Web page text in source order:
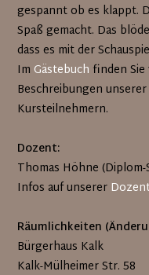
gespannt ob es klappt.
Spaß gemacht. Das
dass es mit der
ImGästebuch finden
Beschreibungen
Kursteilnehmern.
Dozent:
Thomas Höhne
Infos auf unserer
Räumlichkeiten
Bürgerhaus Kalk
Kalk-Mülheimer Str. 58